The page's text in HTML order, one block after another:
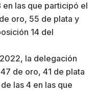
las que participó el
oro, 55 de plata y
14 del
la delegación
de oro, 41 de plata
las 4 en las que